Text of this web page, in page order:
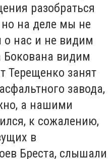
разобраться
на деле мы не
о нас и не видим
Бокована видим
Терещенко занят
завода,
а нашими
к сожалению,
в
Бреста, слышали